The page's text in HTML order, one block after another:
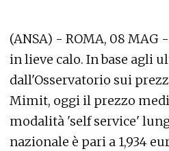
(ANSA) - ROMA, 08
in lieve calo. In base agli
dall'Osservatorio sui
Mimit, oggi il prezzo
modalità 'self service'
nazionale è pari a 1,934